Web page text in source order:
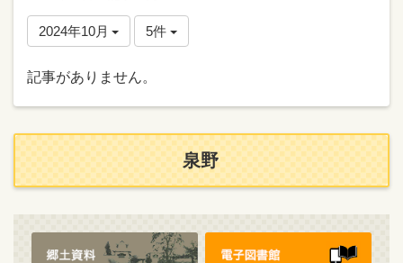
2024年10月 5件
記事がありません。
泉野